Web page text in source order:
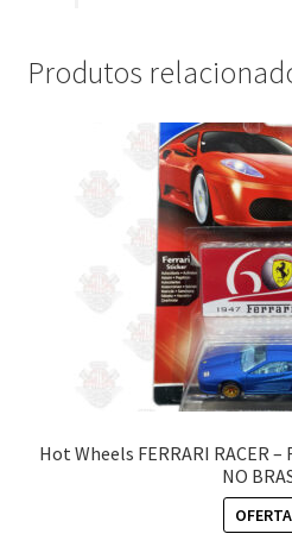
Produtos
Hot Wheels FERRARI RACER –
NO